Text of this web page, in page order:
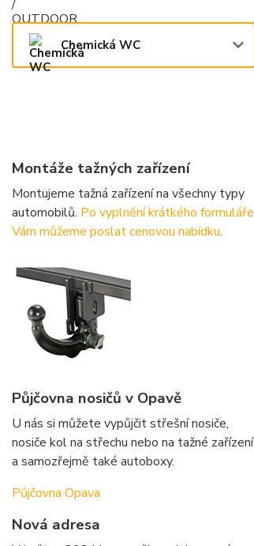
Chemická WC
Montáže tažných zařízení
Montujeme tažná zařízení na všechny typy
automobilů. Po vyplnění krátkého formuláře
Vám můžeme poslat cenovou nabídku.
Půjčovna nosičů v Opavě
U nás si můžete vypůjčit střešní nosiče,
nosiče kol na střechu nebo na tažné zařízení
a samozřejmě také autoboxy.
Půjčovna Opava
Nová adresa